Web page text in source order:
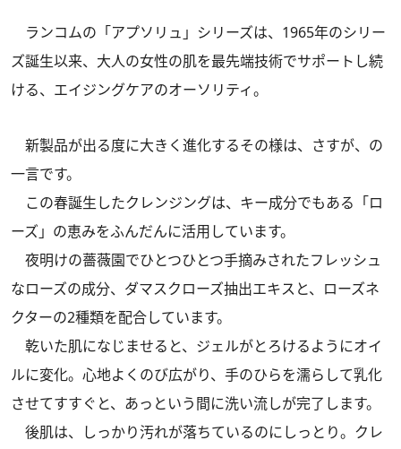
ランコムの「アプソリュ」シリーズは、1965年のシリー
ズ誕生以来、大人の女性の肌を最先端技術でサポートし続
ける、エイジングケアのオーソリティ。
新製品が出る度に大きく進化するその様は、さすが、の
一言です。
この春誕生したクレンジングは、キー成分でもある「ロ
ーズ」の恵みをふんだんに活用しています。
夜明けの薔薇園でひとつひとつ手摘みされたフレッシュ
なローズの成分、ダマスクローズ抽出エキスと、ローズネ
クターの2種類を配合しています。
乾いた肌になじませると、ジェルがとろけるようにオイ
ルに変化。心地よくのび広がり、手のひらを濡らして乳化
させてすすぐと、あっという間に洗い流しが完了します。
後肌は、しっかり汚れが落ちているのにしっとり。クレ